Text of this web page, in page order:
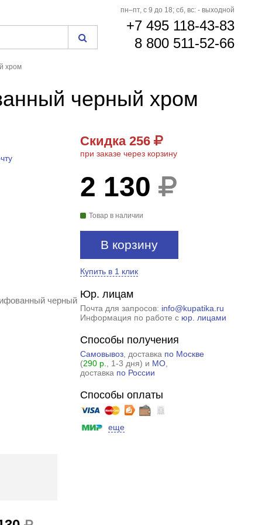
пн–пт, с 9 до 18; сб, вс: - выходной
+7 495 118-43-83
8 800 511-52-66
хром
черный хром
− 256₽
ЧЕРЕЗ КОРЗИНУ
черный
Скидка 256
при заказе через корзину
2 130
Товар в наличии
В корзину
Купить в 1 клик
Юр. лицам
Почта для запросов: info@kupatika.ru
Информация по работе с юр. лицами
Способы получения
Самовывоз, доставка по Москве
(290 р. , 1-3 дня) и МО,
доставка по России
Способы оплаты
еще